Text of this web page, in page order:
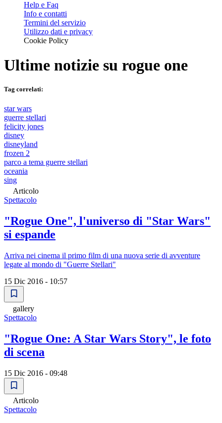
Help e Faq
Info e contatti
Termini del servizio
Utilizzo dati e privacy
Cookie Policy
Ultime notizie su rogue one
Tag correlati:
star wars
guerre stellari
felicity jones
disney
disneyland
frozen 2
parco a tema guerre stellari
oceania
sing
Articolo
Spettacolo
"Rogue One", l'universo di "Star Wars"
si espande
Arriva nei cinema il primo film di una nuova serie di avventure
legate al mondo di "Guerre Stellari"
15 Dic 2016 - 10:57
gallery
Spettacolo
"Rogue One: A Star Wars Story", le foto
di scena
15 Dic 2016 - 09:48
Articolo
Spettacolo